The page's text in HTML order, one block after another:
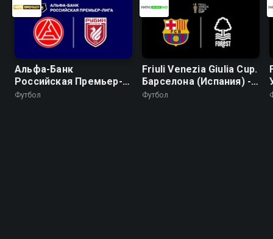
Альфа-Банк
Российская Премьер-
Лига. Тур 2. "Акрон" -
Футбол
Friuli Venezia Giulia Cup.
Барселона (Испания) -
Ноттингем Форест
Футбол